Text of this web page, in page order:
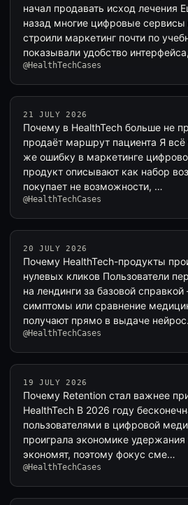
начал продавать исход лечения
назад многие цифровые сервисы
строили маркетинг почти по
показывали удобство
@HealthTechCases
21 JULY 2026
Почему в HealthTech больше не
продаёт маршрут пациента Я
же ошибку в маркетинге
продукт описывают как набор
покупает не возможности, …
@HealthTechCases
20 JULY 2026
Почему HealthTech-продукты
нулевых кликов Пользователи
на лендинги за базовой
симптомы или сравнение
получают прямо в выдаче
@HealthTechCases
19 JULY 2026
Почему Retention стал важнее
HealthTech В 2026 году
пользователями в цифровой
проиграла экономике
экономят, поэтому фокус сме…
@HealthTechCases